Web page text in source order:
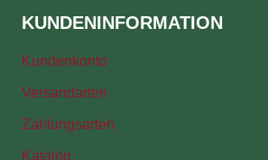
KUNDENINFORMATION
Kundenkonto
Versandarten
Zahlungsarten
Katalog